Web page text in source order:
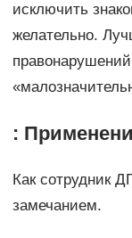
исключить
желательно.
:
Как сотрудник
замечанием.